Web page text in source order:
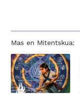
Mas en Mitentskua: